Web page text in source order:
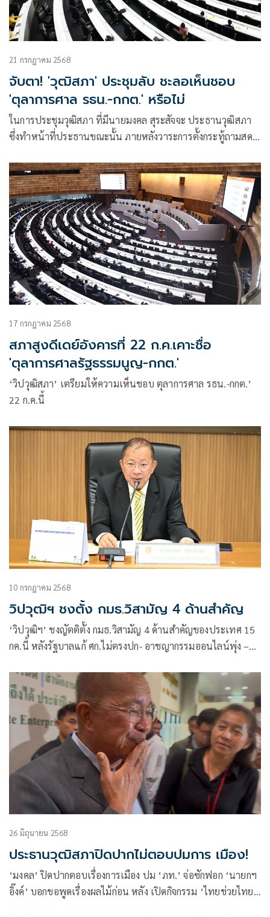
21 กรกฎาคม 2568
จับตา! 'วุฒิสภา' ประชุมลับ ชะลอเห็นชอบ
'ตุลาการศาล รธน.-กกต.' หรือไม่
ในการประชุมวุฒิสภา ที่มีนายมงคล สุระสัจจะ ประธานวุฒิสภา
ซึ่งทำหน้าที่ประธานขณะนั้น ภายหลังวาระการตั้งกระทู้ถามสด
17 กรกฎาคม 2568
สภาสูงดีเดย์อังคารที่ 22 ก.ค.เคาะชื่อ
'ตุลาการศาลรัฐธรรมนูญ-กกต.'
‘วิปวุฒิสภา’ เตรียมให้ความเห็นชอบ ตุลาการศาล รธน.-กกต.’
22 ก.ค.นี้
10 กรกฎาคม 2568
วิปวุฒิฯ ชงตั้ง กมธ.วิสามัญ 4 ด้านสำคัญ
‘วิปวุฒิฯ’ ชงญัตติตั้ง กมธ.วิสามัญ 4 ด้านสำคัญของประเทศ 15
กค.นี้ หลังรัฐบาลแก้ ศก.ไม่ตรงปก- อาชญากรรมออนไลน์พุ่ง –
26 มิถุนายน 2568
ประธานวุฒิสภาปิดปากไม่ตอบปมการ เมือง!
‘มงคล’ ปิดปากตอบเรื่องการเมือง ปม ‘ภท.’ จ่อซักฟอก ‘นายกฯ
อิ๊งค์’ บอกขอพูดเรื่องผลไม้ก่อน หลัง เปิดกิจกรรม ‘ไทยช่วยไทย’